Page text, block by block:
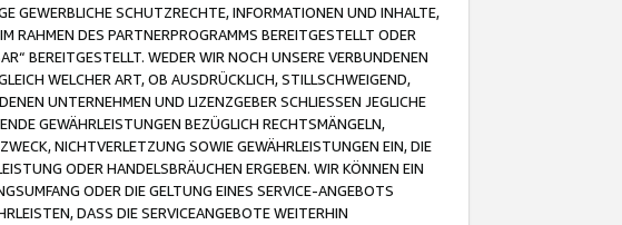
GEWERBLICHE SCHUTZRECHTE, INFORMATIONEN UND INHALTE,
RAHMEN DES PARTNERPROGRAMMS BEREITGESTELLT ODER
BEREITGESTELLT. WEDER WIR NOCH UNSERE VERBUNDENEN
WELCHER ART, OB AUSDRÜCKLICH, STILLSCHWEIGEND,
UNTERNEHMEN UND LIZENZGEBER SCHLIESSEN JEGLICHE
GEWÄHRLEISTUNGEN BEZÜGLICH RECHTSMÄNGELN,
NICHTVERLETZUNG SOWIE GEWÄHRLEISTUNGEN EIN, DIE
ODER HANDELSBRÄUCHEN ERGEBEN. WIR KÖNNEN EIN
ODER DIE GELTUNG EINES SERVICE-ANGEBOTS
DASS DIE SERVICEANGEBOTE WEITERHIN